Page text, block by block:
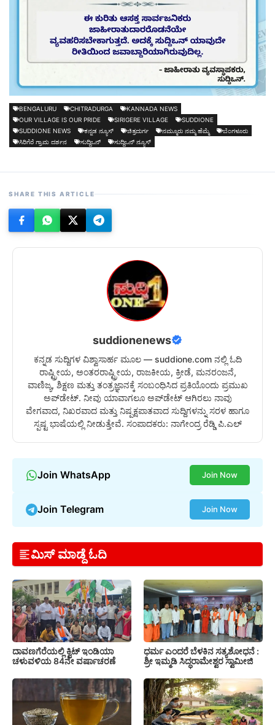
BENGALURU CHITRADURGA
KANNADA NEWS
OUR VILLAGE IS OUR PRIDE
SIRIGERE VILLAGE
SUDDIONE
SUDDIONE NEWS
ಕನ್ನಡ ನ್ಯೂಸ್ ಚಿತ್ರದುರ್ಗ ನಮ್ಮೂರು ನಮ್ಮ ಹೆಮ್ಮೆ
ಬೆಂಗಳೂರು
ಸಿರಿಗೆರೆ ಗ್ರಾಮ ದರ್ಶನ
ಸುದ್ದಿಒನ್ ಸುದ್ದಿಒನ್ ನ್ಯೂಸ್
SHARE THIS ARTICLE
suddionenews
ಕನ್ನಡ ಸುದ್ದಿಗಳ ವಿಶ್ವಾಸಾರ್ಹ ಮೂಲ — suddione.com ನಲ್ಲಿ ಓದಿ
ರಾಷ್ಟ್ರೀಯ, ಅಂತರರಾಷ್ಟ್ರೀಯ, ರಾಜಕೀಯ, ಕ್ರೀಡೆ, ಮನರಂಜನೆ,
ವಾಣಿಜ್ಯ, ಶಿಕ್ಷಣ ಮತ್ತು ತಂತ್ರಜ್ಞಾನಕ್ಕೆ ಸಂಬಂಧಿಸಿದ ಪ್ರತಿಯೊಂದು ಪ್ರಮುಖ
ಅಪ್‌ಡೇಟ್. ನೀವು ಯಾವಾಗಲೂ ಅಪ್‌ಡೇಟ್ ಆಗಿರಲು ನಾವು
ವೇಗವಾದ, ನಿಖರವಾದ ಮತ್ತು ನಿಷ್ಪಕ್ಷಪಾತವಾದ ಸುದ್ದಿಗಳನ್ನು ಸರಳ ಹಾಗೂ
ಸ್ಪಷ್ಟ ಭಾಷೆಯಲ್ಲಿ ನೀಡುತ್ತೇವೆ. ಸಂಪಾದಕರು: ನಾಗೇಂದ್ರ ರೆಡ್ಡಿ ಪಿ.ಎಲ್
Join WhatsApp Join Now
Join Telegram Join Now
ಮಿಸ್ ಮಾಡ್ದೆ ಓದಿ
ದಾವಣಗೆರೆಯಲ್ಲಿ ಕ್ವಿಟ್ ಇಂಡಿಯಾ
ಚಳುವಳಿಯ 84ನೇ ವರ್ಷಾಚರಣೆ
ಧರ್ಮ ಎಂದರೆ ಬೆಳಕಿನ ಸತ್ಯಶೋಧನೆ :
ಶ್ರೀ ಇಮ್ಮಡಿ ಸಿದ್ಧರಾಮೇಶ್ವರ ಸ್ವಾಮೀಜಿ